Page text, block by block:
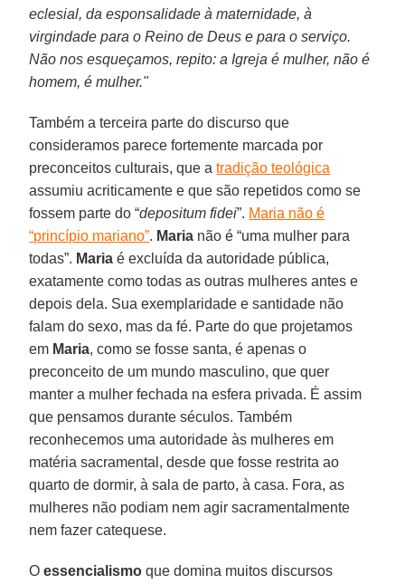
eclesial, da esponsalidade à maternidade, à
virgindade para o Reino de Deus e para o serviço.
Não nos esqueçamos, repito: a Igreja é mulher, não é
homem, é mulher."
Também a terceira parte do discurso que
consideramos parece fortemente marcada por
preconceitos culturais, que atradição teológica
assumiu acriticamente e que são repetidos como se
fossem parte do “depositum fidei”. Maria não é
“princípio mariano”. Maria não é “uma mulher para
todas”. Maria é excluída da autoridade pública,
exatamente como todas as outras mulheres antes e
depois dela. Sua exemplaridade e santidade não
falam do sexo, mas da fé. Parte do que projetamos
em Maria, como se fosse santa, é apenas o
preconceito de um mundo masculino, que quer
manter a mulher fechada na esfera privada. É assim
que pensamos durante séculos. Também
reconhecemos uma autoridade às mulheres em
matéria sacramental, desde que fosse restrita ao
quarto de dormir, à sala de parto, à casa. Fora, as
mulheres não podiam nem agir sacramentalmente
nem fazer catequese.
O essencialismo que domina muitos discursos